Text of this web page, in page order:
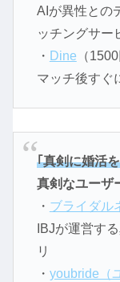
AIが異性との
ッチングサー
・ Dine （
マッチ後すぐ
｢真剣に婚活
真剣なユーザ
・ ブライダル
IBJが運営す
リ
・ youbride（